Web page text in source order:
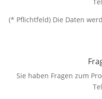
(* Pflichtfeld) Die Daten
Sie haben Fragen zum